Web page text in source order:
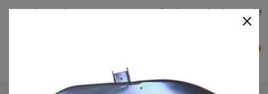
Plateaudecoupe.com : Trouver facilement le plateau de
×